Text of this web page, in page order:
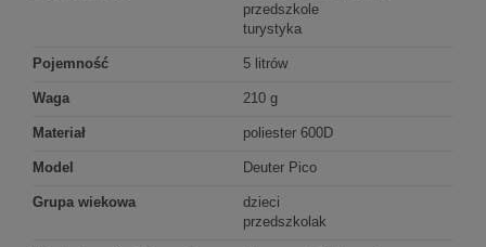
przedszkole
turystyka
Pojemność 5 litrów
Waga 210 g
Materiał poliester 600D
Model Deuter Pico
Grupa wiekowa
dzieci
przedszkolak